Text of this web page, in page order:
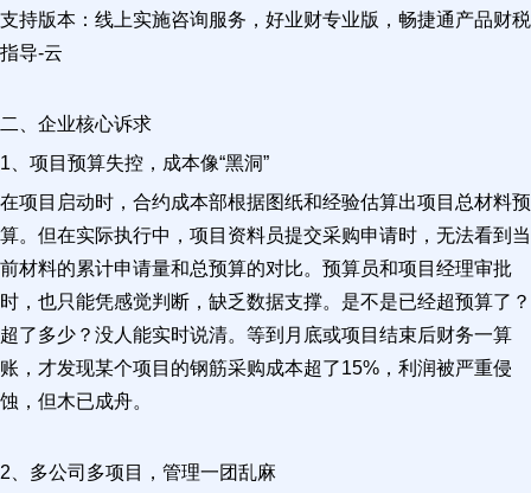
支持版本：线上实施咨询服务，好业财专业版，畅捷通产品财税
指导-云
二、企业核心诉求
1、项目预算失控，成本像“黑洞”
在项目启动时，合约成本部根据图纸和经验估算出项目总材料预
算。但在实际执行中，项目资料员提交采购申请时，无法看到当
前材料的累计申请量和总预算的对比。预算员和项目经理审批
时，也只能凭感觉判断，缺乏数据支撑。是不是已经超预算了？
超了多少？没人能实时说清。等到月底或项目结束后财务一算
账，才发现某个项目的钢筋采购成本超了15%，利润被严重侵
蚀，但木已成舟。
2、多公司多项目，管理一团乱麻